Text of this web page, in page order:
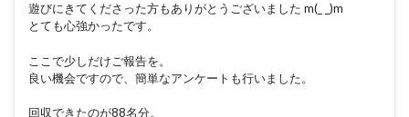
遊びにきてくださった方もありがとうございました m(_ _)m
とても心強かったです。
ここで少しだけご報告を。
良い機会ですので、簡単なアンケートも行いました。
回収できたのが88名分。